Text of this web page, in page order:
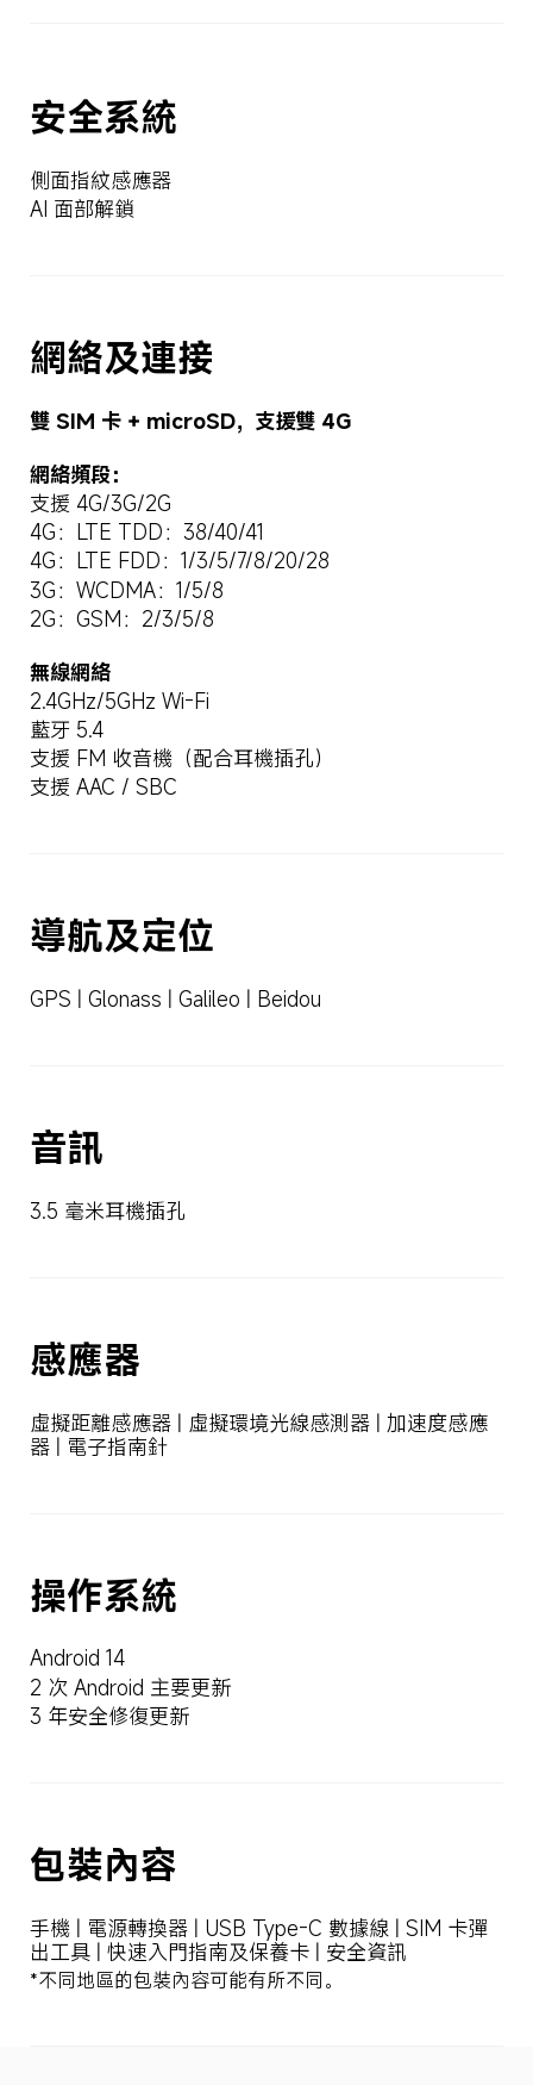
安全系統
側面指紋感應器
AI 面部解鎖
網絡及連接
雙 SIM 卡 + microSD，支援雙 4G
網絡頻段：
支援 4G/3G/2G
4G：LTE TDD：38/40/41
4G：LTE FDD：1/3/5/7/8/20/28
3G：WCDMA：1/5/8
2G：GSM：2/3/5/8
無線網絡
2.4GHz/5GHz Wi-Fi
藍牙 5.4
支援 FM 收音機（配合耳機插孔）
支援 AAC / SBC
導航及定位
GPS | Glonass | Galileo | Beidou
音訊
3.5 毫米耳機插孔
感應器
虛擬距離感應器 | 虛擬環境光線感測器 | 加速度感應
器 | 電子指南針
操作系統
Android 14
2 次 Android 主要更新
3 年安全修復更新
包裝內容
手機 | 電源轉換器 | USB Type-C 數據線 | SIM 卡彈
出工具 | 快速入門指南及保養卡 | 安全資訊
*不同地區的包裝內容可能有所不同。